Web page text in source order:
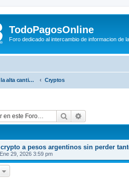
TodoPagosOnline
Foro dedicado al intercambio de informacion de
Debido a la alta cantidad de registros no genuinos, les pedimos que, una vez que se registren el en foro, envien un mail a forotodopagos@gmail.com desde el mail con el cual se registraron solicitando el alta. Cryptos
Buscar
a pesos argentinos sin perder
29, 2026 3:59 pm